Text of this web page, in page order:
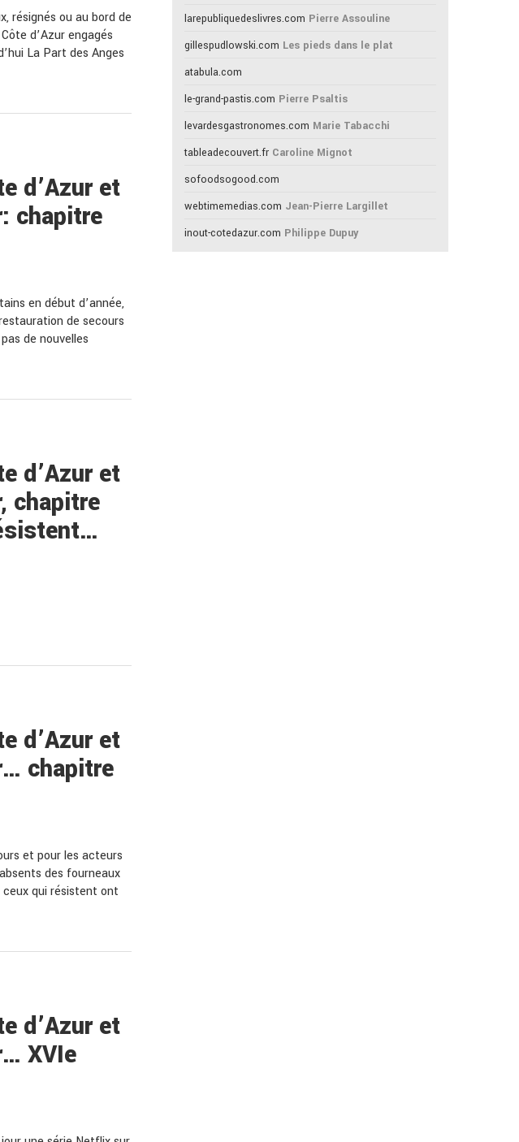
résignés ou au bord de
d’Azur engagés
La Part des Anges
d’Azur et
chapitre
en début d’année,
de secours
de nouvelles
d’Azur et
chapitre
d’Azur et
chapitre
et pour les acteurs
des fourneaux
qui résistent ont
d’Azur et
XVIe
larepubliquedeslivres.com Pierre Assouline
gillespudlowski.com Les pieds dans le plat
atabula.com
le-grand-pastis.com Pierre Psaltis
levardesgastronomes.com Marie Tabacchi
tableadecouvert.fr Caroline Mignot
sofoodsogood.com
webtimemedias.com Jean-Pierre Largillet
inout-cotedazur.com Philippe Dupuy